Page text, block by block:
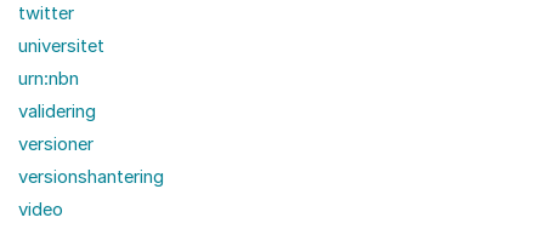
twitter
universitet
urn:nbn
validering
versioner
versionshantering
video